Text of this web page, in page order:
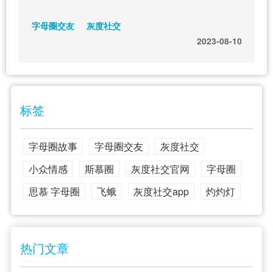
字母圈交友
灰度社交
2023-08-10
标签
字母圈故事 字母圈交友
灰度社交
小众情感
斯慕圈 灰度社交官网
字母圈
思慕 字母圈
飞蛾 灰度社交app 灼灼灯
热门文章